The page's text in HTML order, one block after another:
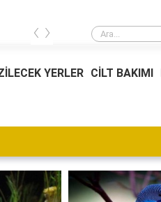
Rüyada Annenin Erkek
‹ ›
YERLER CİLT BAKIMI